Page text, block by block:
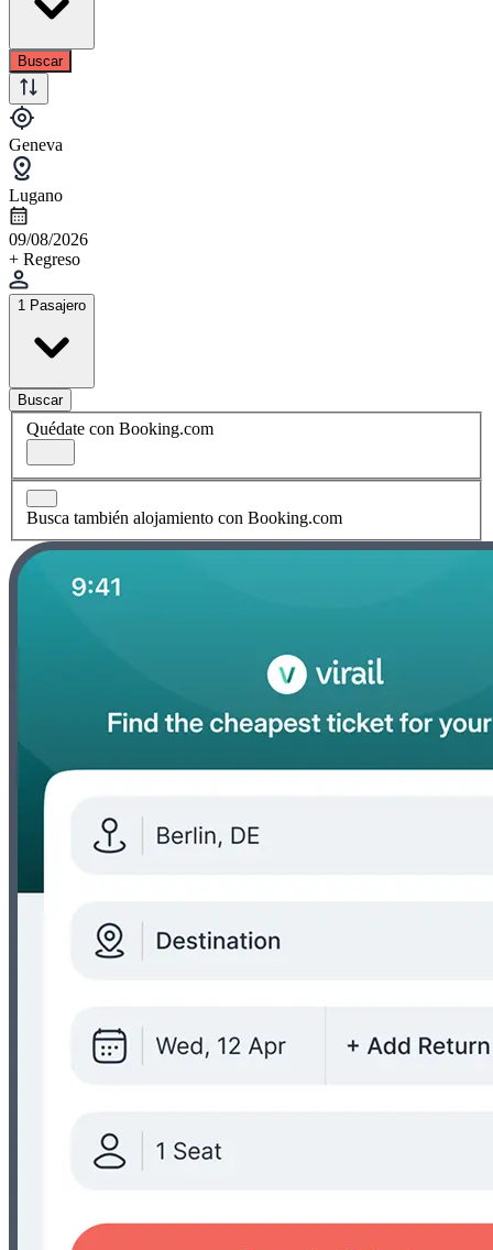
Buscar
Geneva
Lugano
09/08/2026
+ Regreso
1 Pasajero
Buscar
Quédate con Booking.com
Busca también alojamiento con Booking.com